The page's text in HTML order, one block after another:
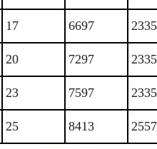
17 6697 2335
20 7297 2335
23 7597 2335
25 8413 2557